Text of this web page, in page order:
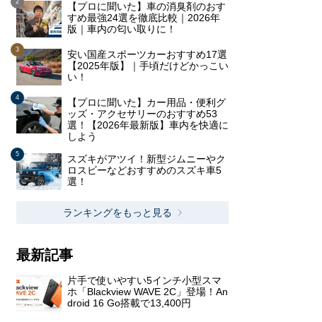
【プロに聞いた】車の消臭剤のおす
すめ最強24選を徹底比較｜2026年
版｜車内の匂い取りに！
安い国産スポーツカーおすすめ17選
【2025年版】｜手頃だけどかっこい
い！
【プロに聞いた】カー用品・便利グ
ッズ・アクセサリーのおすすめ53
選！【2026年最新版】車内を快適に
しよう
スズキがアツイ！新型ジムニーやク
ロスビーなどおすすめのスズキ車5
選！
ランキングをもっと見る
最新記事
片手で使いやすい5インチ小型スマ
ホ「Blackview WAVE 2C」登場！An
droid 16 Go搭載で13,400円